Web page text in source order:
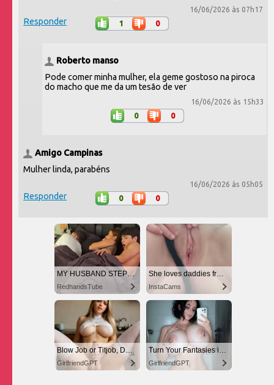
16/06/2026 às 07h17
Responder 1 0
Roberto manso
Pode comer minha mulher, ela geme gostoso na piroca
do macho que me da um tesão de ver
16/06/2026 às 15h33
0 0
Amigo Campinas
Mulher linda, parabéns
16/06/2026 às 05h05
Responder 0 0
MY HUSBAND STEPSON MISTAKENLY GIVES ME IN THE ASS
RedhandsTube
She loves daddies from United States
InstaCams
Blow Job or Titjob, Deepthroat or Spreading Pussy
GirlfriendGPT
Turn Your Fantasies into Reality on GirlfriendGPT
GirlfriendGPT